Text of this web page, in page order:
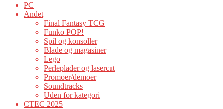
PC
Andet
Final Fantasy TCG
Funko POP!
Spil og konsoller
Blade og magasiner
Lego
Perleplader og lasercut
Promoer/demoer
Soundtracks
Uden for kategori
CTEC 2025